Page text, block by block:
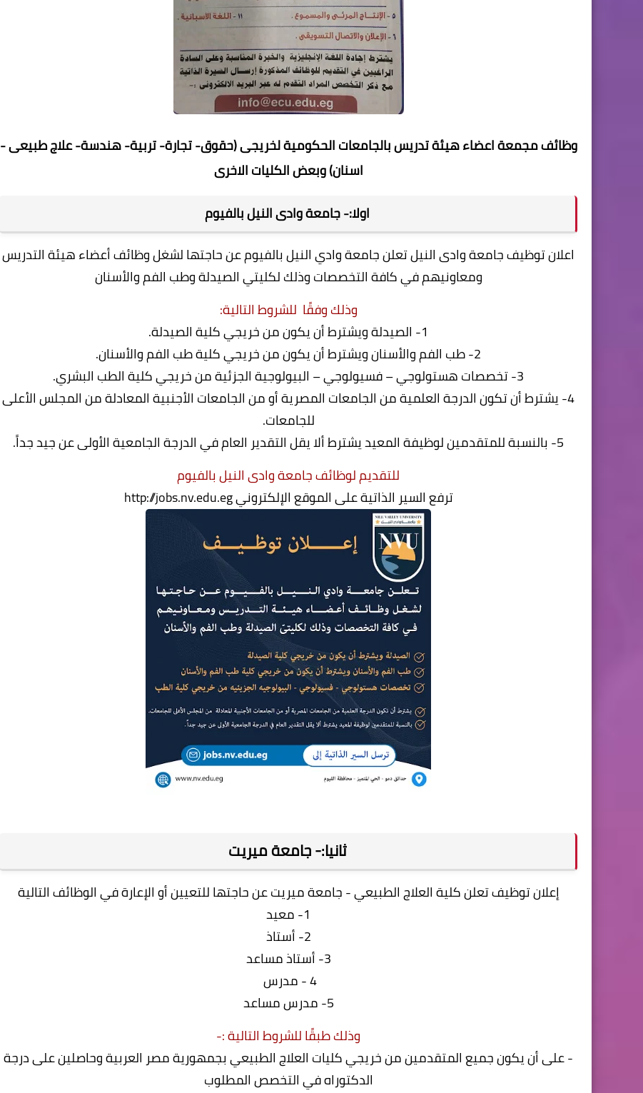
وظائف مجمعة اعضاء هيئة تدريس بالجامعات الحكومية لخريجى (حقوق- تجارة- تربية- هندسة- علاج طبيعى -
اسنان) وبعض الكليات الاخرى
اولا:- جامعة وادى النيل بالفيوم
اعلان توظيف جامعة وادى النيل تعلن جامعة وادي النيل بالفيوم عن حاجتها لشغل وظائف أعضاء هيئة التدريس
ومعاونيهم في كافة التخصصات وذلك لكليتي الصيدلة وطب الفم والأسنان
وذلك وفقًا للشروط التالية:
1- الصيدلة ويشترط أن يكون من خريجي كلية الصيدلة.
2- طب الفم والأسنان ويشترط أن يكون من خريجي كلية طب الفم والأسنان.
3- تخصصات هستولوجي – فسيولوجي – البيولوجية الجزئية من خريجي كلية الطب البشري.
4- يشترط أن تكون الدرجة العلمية من الجامعات المصرية أو من الجامعات الأجنبية المعادلة من المجلس الأعلى
للجامعات.
5- بالنسبة للمتقدمين لوظيفة المعيد يشترط ألا يقل التقدير العام في الدرجة الجامعية الأولى عن جيد جداً.
للتقديم لوظائف جامعة وادى النيل بالفيوم
ترفع السير الذاتية على الموقع الإلكترونيhttp://jobs.nv.edu.eg
ثانيا:- جامعة ميريت
إعلان توظيف تعلن كلية العلاج الطبيعي - جامعة ميريت عن حاجتها للتعيين أو الإعارة في الوظائف التالية
1- معيد
2- أستاذ
3- أستاذ مساعد
4 - مدرس
5- مدرس مساعد
وذلك طبقًا للشروط التالية :-
- على أن يكون جميع المتقدمين من خريجي كليات العلاج الطبيعي بجمهورية مصر العربية وحاصلين على درجة
الدكتوراه في التخصص المطلوب